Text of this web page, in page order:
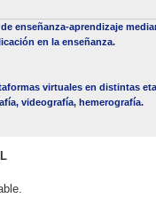
enseñanza-aprendizaje
en la enseñanza.
virtuales en distintas
videografía, hemerografía.